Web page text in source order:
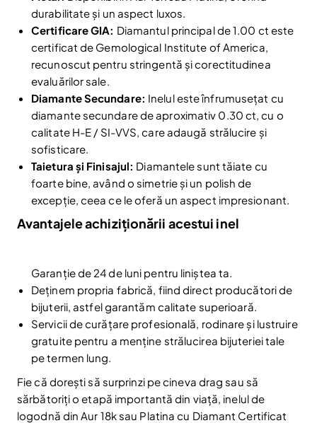
Reduceri și noutăți doar pentru abonați
Fii la curent cu noutățile și promoțiile abonându-te
la newsletter-ul nostru.
Email
Am citit și sunt de acord cu Politica de confidentialitate
Nu mai afișa.
durabilitate și un aspect luxos.
Certificare GIA: Diamantul principal de 1.00 ct este
certificat de Gemological Institute of America,
recunoscut pentru stringentă și corectitudinea
evaluărilor sale.
Diamante Secundare: Inelul este înfrumusețat cu
diamante secundare de aproximativ 0.30 ct, cu o
calitate H-E / SI-VVS, care adaugă strălucire și
sofisticare.
Taietura și Finisajul: Diamantele sunt tăiate cu
foarte bine, având o simetrie și un polish de
excepție, ceea ce le oferă un aspect impresionant.
Avantajele achiziționării acestui inel
Garanție de 24 de luni pentru liniștea ta.
Deținem propria fabrică, fiind direct producători de
bijuterii, astfel garantăm calitate superioară.
Servicii de curățare profesională, rodinare și lustruire
gratuite pentru a menține strălucirea bijuteriei tale
pe termen lung.
Fie că dorești să surprinzi pe cineva drag sau să
sărbătoriți o etapă importantă din viață, inelul de
logodnă din Aur 18k sau Platina cu Diamant Certificat